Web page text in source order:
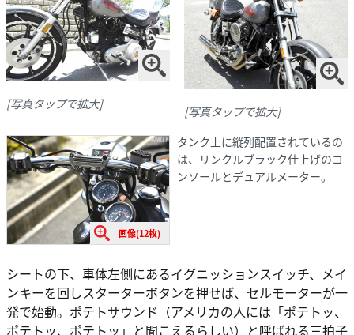
[写真タップで拡大] [写真タップで拡大]
画像(12枚)
タンク上に縦列配置されているの
は、リンクルブラック仕上げのコ
ンソールとデュアルメーター。
シートの下、車体左側にあるイグニッションスイッチ、メイ
ンキーを回しスターターボタンを押せば、セルモーターが一
発で始動。ポテトサウンド（アメリカの人には「ポテトッ、
ポテトッ、ポテトッ」と聞こえるらしい）と呼ばれる三拍子